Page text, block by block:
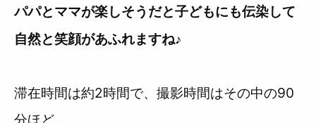
パパとママが楽しそうだと子どもにも伝染して
自然と笑顔があふれますね♪
滞在時間は約2時間で、撮影時間はその中の90